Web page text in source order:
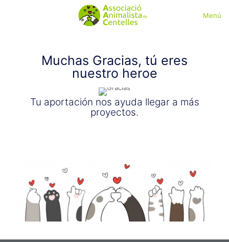
Menú
Muchas Gracias, tú eres
nuestro heroe
Tu aportación nos ayuda llegar a más
proyectos.